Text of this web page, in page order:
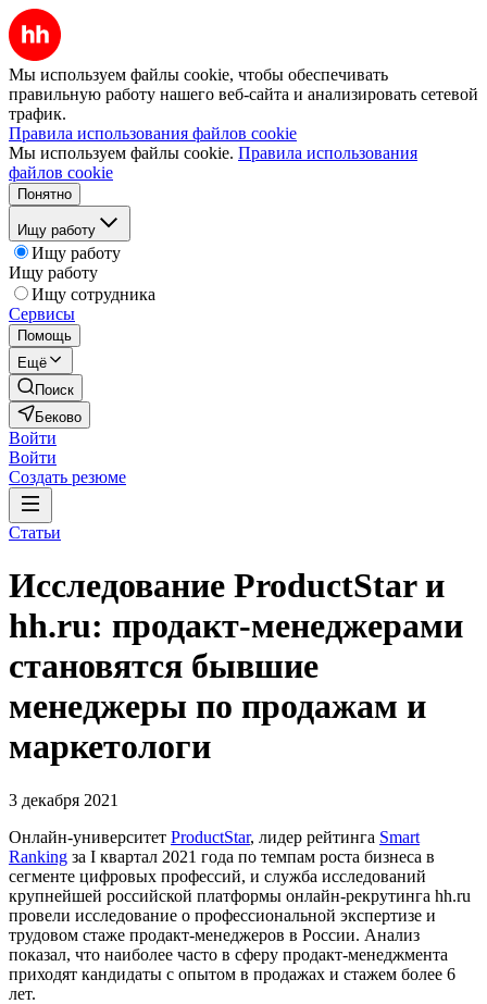
Мы используем файлы cookie, чтобы обеспечивать
правильную работу нашего веб-сайта и анализировать сетевой
трафик.
Правила использования файлов cookie
Мы используем файлы cookie. Правила использования
файлов cookie
Понятно
Ищу работу
Ищу работу
Ищу работу
Ищу сотрудника
Сервисы
Помощь
Ещё
Поиск
Беково
Войти
Войти
Создать резюме
Статьи
Исследование ProductStar и
hh.ru: продакт-менеджерами
становятся бывшие
менеджеры по продажам и
маркетологи
3 декабря 2021
Онлайн-университет ProductStar, лидер рейтинга Smart
Ranking за I квартал 2021 года по темпам роста бизнеса в
сегменте цифровых профессий, и служба исследований
крупнейшей российской платформы онлайн-рекрутинга hh.ru
провели исследование о профессиональной экспертизе и
трудовом стаже продакт-менеджеров в России. Анализ
показал, что наиболее часто в сферу продакт-менеджмента
приходят кандидаты с опытом в продажах и стажем более 6
лет.